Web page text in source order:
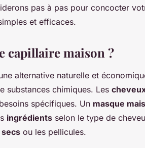
pas à pas pour concocter
et efficaces.
capillaire maison ?
alternative naturelle et
substances chimiques. Les
spécifiques. Un masque
ingrédients selon le type de
ou les pellicules.